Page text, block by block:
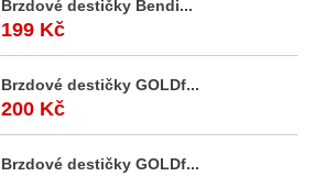
Brzdové destičky Bendi...
199 Kč
Brzdové destičky GOLDf...
200 Kč
Brzdové destičky GOLDf...